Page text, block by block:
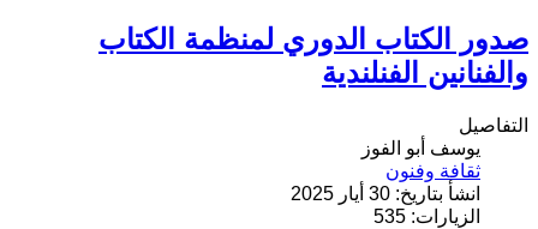
صدور الكتاب الدوري لمنظمة الكتاب
والفنانين الفنلندية
التفاصيل
يوسف أبو الفوز
ثقافة وفنون
انشأ بتاريخ: 30 أيار 2025
الزيارات: 535